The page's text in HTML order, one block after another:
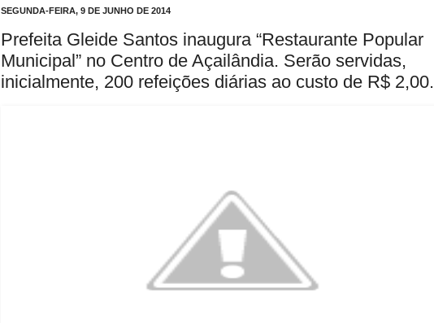
SEGUNDA-FEIRA, 9 DE JUNHO DE 2014
Prefeita Gleide Santos inaugura “Restaurante Popular
Municipal” no Centro de Açailândia. Serão servidas,
inicialmente, 200 refeições diárias ao custo de R$ 2,00.